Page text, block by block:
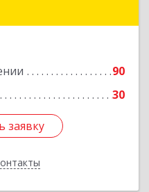
90
30
заявку
Подробнее
заявку